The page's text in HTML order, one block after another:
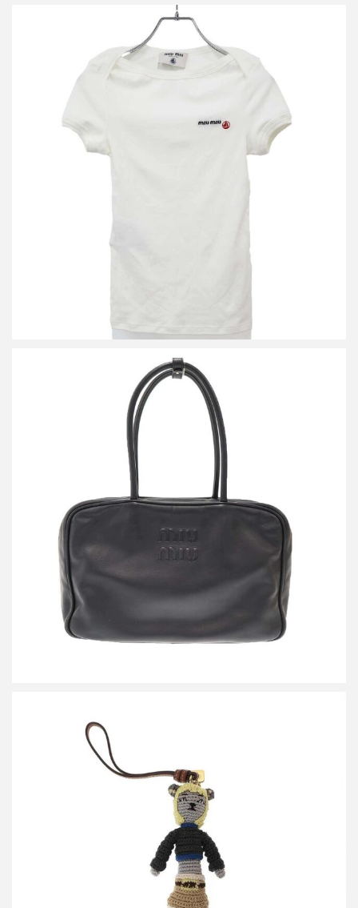
ミュウミュウ×プチバトー 25SS ストレッチジャージー スリムTシ
ミュウミュウ BEAU レザー ボー バッグ
買取金額144,000円
詳しく見る
ミュウミュウ テクニカルヤーン トリック バッグチャーム
買取金額24,000円
詳しく見る